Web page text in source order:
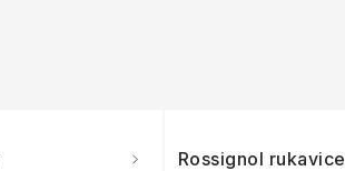
Rossignol rukavice